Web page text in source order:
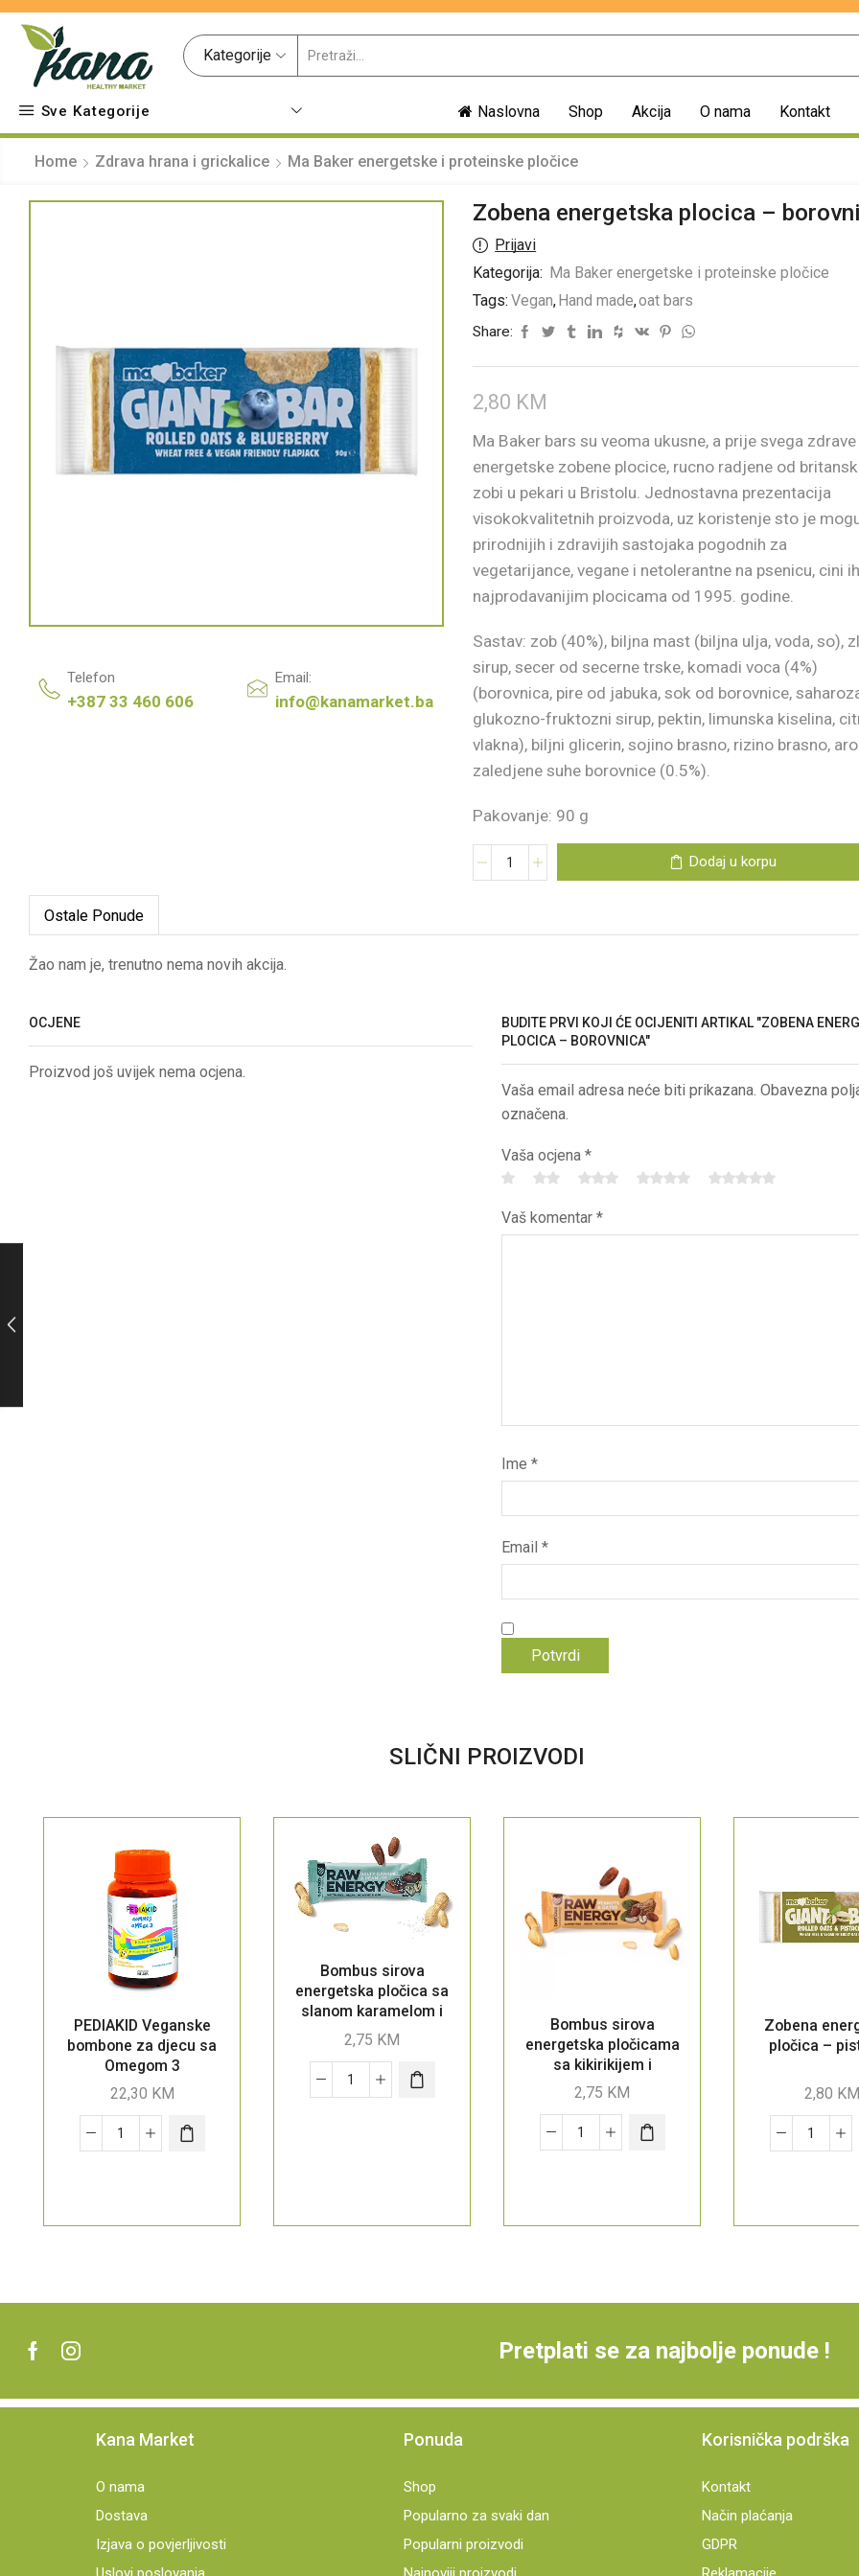
Kategorije
Sve Kategorije Naslovna Shop Akcija O nama Kontakt
Home Zdrava hrana i grickalice Ma Baker energetske i proteinske pločice
Telefon
+387 33 460 606
Email:
info@kanamarket.ba
Zobena energetska plocica –
Prijavi
Kategorija: Ma Baker energetske i proteinske pločice
Tags: Vegan,Hand made,oat bars
Share:
2,80 KM
Ma Baker bars su veoma ukusne, a prije svega zdrave
energetske zobene plocice, rucno radjene od
zobi u pekari u Bristolu. Jednostavna prezentacija
visokokvalitetnih proizvoda, uz koristenje sto je
prirodnijih i zdravijih sastojaka pogodnih za
vegetarijance, vegane i netolerantne na psenicu, cini ih
najprodavanijim plocicama od 1995. godine.
Sastav: zob (40%), biljna mast (biljna ulja, voda, so),
sirup, secer od secerne trske, komadi voca (4%)
(borovnica, pire od jabuka, sok od borovnice,
glukozno-fruktozni sirup, pektin, limunska kiselina,
vlakna), biljni glicerin, sojino brasno, rizino brasno,
zaledjene suhe borovnice (0.5%).
Pakovanje: 90 g
Dodaj u korpu
Ostale Ponude
Žao nam je, trenutno nema novih akcija.
OCJENE
Proizvod još uvijek nema ocjena.
BUDITE PRVI KOJI ĆE OCIJENITI ARTIKAL "ZOBENA
PLOCICA – BOROVNICA"
Vaša email adresa neće biti prikazana. Obavezna
označena.
Vaša ocjena *
Vaš komentar *
Ime *
Email *
SLIČNI PROIZVODI
PEDIAKID Veganske
bombone za djecu sa
Omegom 3
22,30 KM
Bombus sirova
energetska pločica sa
slanom karamelom i
kikirikijem, 50g
2,75 KM
Bombus sirova
energetska pločicama
sa kikirikijem i
datulama
2,75 KM
Zobena
pločica –
2,80 KM
Pretplati se za najbolje ponude !
Kana Market
O nama
Dostava
Izjava o povjerljivosti
Ponuda
Shop
Popularno za svaki dan
Popularni proizvodi
Korisnička podrška
Kontakt
Način plaćanja
GDPR